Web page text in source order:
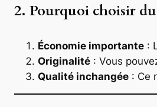
2. Pourquoi choisir
Économie importante :
Originalité : Vous
Qualité inchangée : Ce